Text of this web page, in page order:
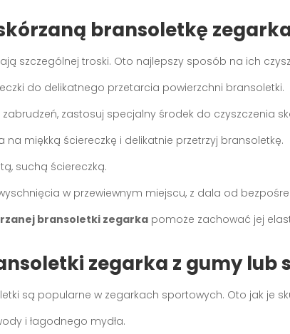
bransoletkę
szczególnej troski. Oto najlepszy sposób na ich
do delikatnego przetarcia powierzchni bransoletki.
zastosuj specjalny środek do czyszczenia
na miękką ściereczkę i delikatnie przetrzyj bransoletkę.
suchą ściereczką.
w przewiewnym miejscu, z dala od
bransoletki zegarka pomoże zachować jej
zegarka z gumy lub
są popularne w zegarkach sportowych. Oto jak je
i łagodnego mydła.